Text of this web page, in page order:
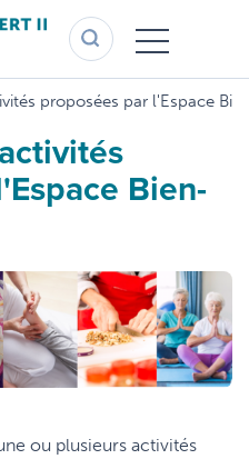
proposées par l'Espace
Bien-
ou plusieurs activités